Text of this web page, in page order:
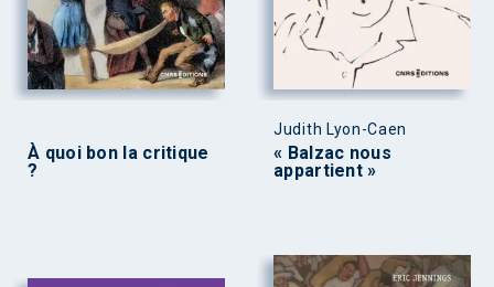
À quoi bon la critique
?
Judith Lyon-Caen
« Balzac nous
appartient »